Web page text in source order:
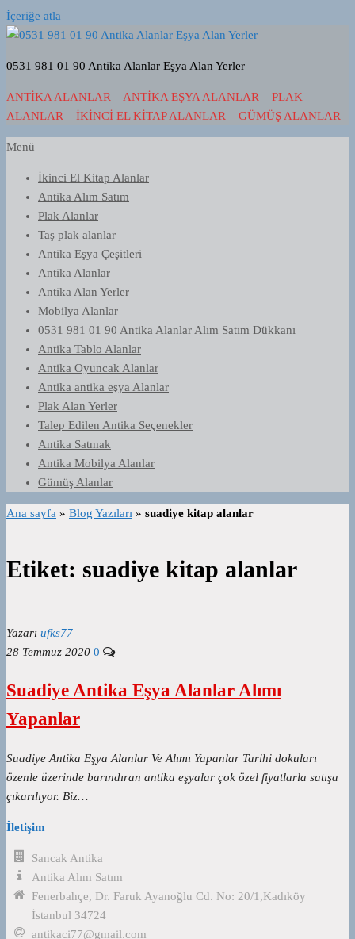
İçeriğe atla
0531 981 01 90 Antika Alanlar Eşya Alan Yerler
ANTIKA ALANLAR – ANTIKA EŞYA ALANLAR – PLAK
ALANLAR – İKINCI EL KITAP ALANLAR – GÜMÜŞ ALANLAR
Menü
İkinci El Kitap Alanlar
Antika Alım Satım
Plak Alanlar
Taş plak alanlar
Antika Eşya Çeşitleri
Antika Alanlar
Antika Alan Yerler
Mobilya Alanlar
0531 981 01 90 Antika Alanlar Alım Satım Dükkanı
Antika Tablo Alanlar
Antika Oyuncak Alanlar
Antika antika eşya Alanlar
Plak Alan Yerler
Talep Edilen Antika Seçenekler
Antika Satmak
Antika Mobilya Alanlar
Gümüş Alanlar
Ana sayfa » Blog Yazıları » suadiye kitap alanlar
Etiket: suadiye kitap alanlar
Yazarı ufks77
28 Temmuz 2020 0
Suadiye Antika Eşya Alanlar Alımı
Yapanlar
Suadiye Antika Eşya Alanlar Ve Alımı Yapanlar Tarihi dokuları
özenle üzerinde barındıran antika eşyalar çok özel fiyatlarla satışa
çıkarılıyor. Biz…
İletişim
Sancak Antika
Antika Alım Satım
Fenerbahçe, Dr. Faruk Ayanoğlu Cd. No: 20/1,Kadıköy
İstanbul 34724
antikaci77@gmail.com